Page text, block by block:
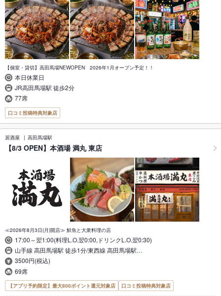
【個室・貸切】高田馬場NEWOPEN 2026年1月オープン予定！！
本日休業日
JR高田馬場駅 徒歩2分
77席
口コミ投稿特典対象店
居酒屋 高田馬場駅
【8/3 OPEN】本酒場 満丸 東店
≪2026年8月3日(月)開店≫ 鮮魚と大衆料理の店
17:00～翌1:00(料理L.O.翌0:00,ドリンクL.O.翌0:30)
山手線 高田馬場駅 徒歩1分/東西線 高田馬場駅…
3500円(税込)
69席
【アプリ予約限定】最大800ポイント還元対象店 口コミ投稿特典対象店